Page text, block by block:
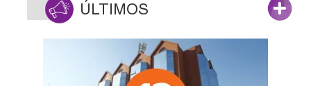
ÚLTIMOS